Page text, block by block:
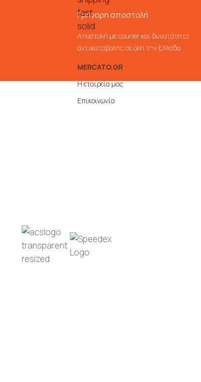
Γρήγορη αποστολή
Αποστολή με courier και δυνατότητα
αντικαταβολής σε όλη την Ελλάδα
MERCATO.GR
Η εταιρεία μας
Επικοινωνία